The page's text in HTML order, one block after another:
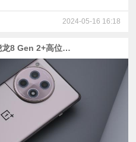
2024-05-16 16:18
一加Ace 3评测：2599元起的骁龙8 Gen 2+高位指纹曲屏+5500mAh电池